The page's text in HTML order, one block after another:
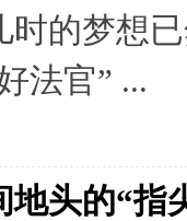
时的梦想
法官” ...
头的“指